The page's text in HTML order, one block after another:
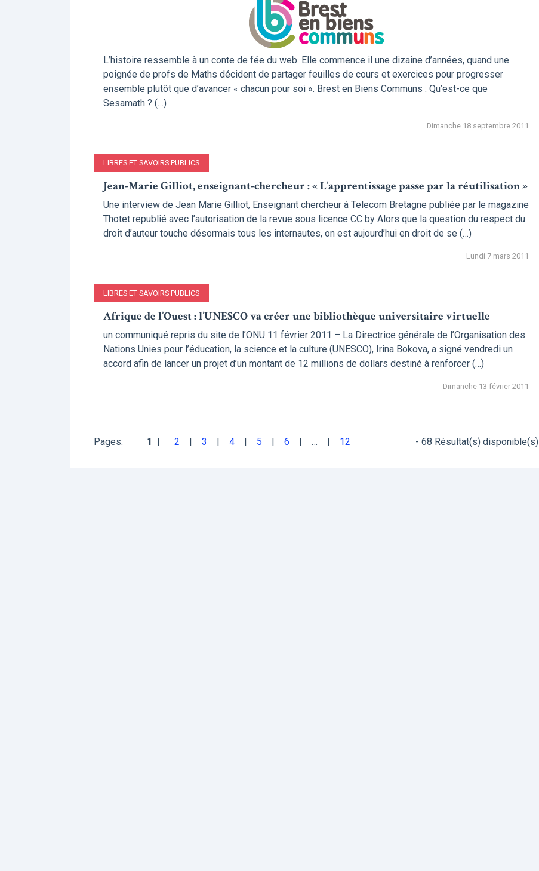
L’histoire ressemble à un conte de fée du web. Elle commence il une dizaine d’années, quand une
poignée de profs de Maths décident de partager feuilles de cours et exercices pour progresser
ensemble plutôt que d’avancer « chacun pour soi ». Brest en Biens Communs : Qu’est-ce que
Sesamath ? (…)
Dimanche 18 septembre 2011
LIBRES ET SAVOIRS PUBLICS
Jean-Marie Gilliot, enseignant-chercheur : « L’apprentissage passe par la réutilisation »
Une interview de Jean Marie Gilliot, Enseignant chercheur à Telecom Bretagne publiée par le magazine
Thotet republié avec l’autorisation de la revue sous licence CC by Alors que la question du respect du
droit d’auteur touche désormais tous les internautes, on est aujourd’hui en droit de se (…)
Lundi 7 mars 2011
LIBRES ET SAVOIRS PUBLICS
Afrique de l’Ouest : l’UNESCO va créer une bibliothèque universitaire virtuelle
un communiqué repris du site de l’ONU 11 février 2011 – La Directrice générale de l’Organisation des
Nations Unies pour l’éducation, la science et la culture (UNESCO), Irina Bokova, a signé vendredi un
accord afin de lancer un projet d’un montant de 12 millions de dollars destiné à renforcer (…)
Dimanche 13 février 2011
Pages: 1 2 3 4 5 6 … 12 68 Résultat(s) disponible(s)